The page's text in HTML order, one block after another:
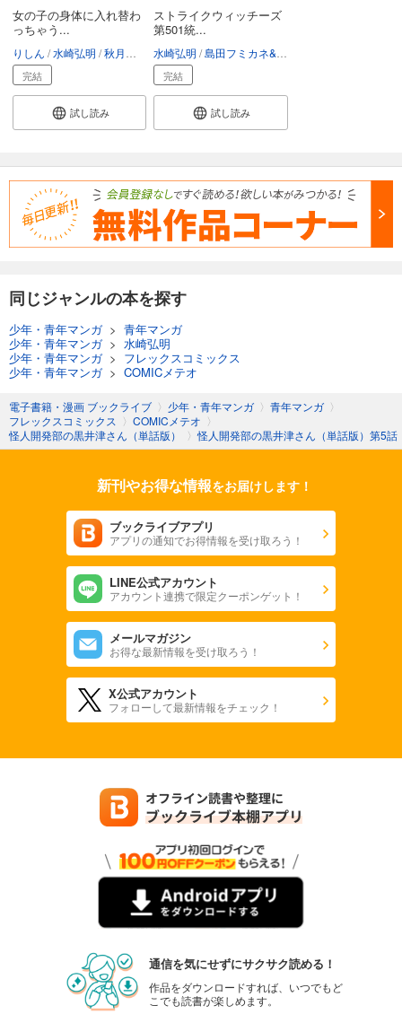
165円 (税込)
あらすじを表示する
怪人開発部の黒井津さん（単話版）第48話
完結
試し読み
あらすじを表示する
怪人開発部の黒井津さん（単話版）第49話
完結
あらすじを表示する
怪人開発部の黒井津さん（単話版）第50話
完結
試し読み
165円 (税込)
完結
あらすじを表示する
怪人開発部の黒井津さん（単話版）第52話
165円 (税込)
完結
あらすじを表示する
怪人開発部の黒井津さん（単話版）第53話
完結
あらすじを表示する
怪人開発部の黒井津さん（単話版）第54話
円 (税込)
あらすじを表示する
怪人開発部の黒井津さん（単話版）第55話
女の子の身体に入れ替わ
っちゃう...
りしん 水崎弘明 秋月蝶 うがつまつき 高保忠地下
完結
試し読み
ストライクウィッチーズ
第501統...
水崎弘明 島田フミカネ&ProjektKagonish
完結
試し読み
同じジャンルの本を探す
少年・青年マンガ> 青年マンガ
少年・青年マンガ> 水崎弘明
少年・青年マンガ> フレックスコミックス
少年・青年マンガ> COMICメテオ
電子書籍・漫画 ブックライブ 〉 少年・青年マンガ 〉 青年マンガ 〉
フレックスコミックス 〉 COMICメテオ 〉
怪人開発部の黒井津さん（単話版）
〉怪人開発部の黒井津さん（単話版）第5話
新刊やお得な情報をお届けします！
ブックライブアプリ
アプリの通知でお得情報を受け取ろう！
LINE公式アカウント
アカウント連携で限定クーポンゲット！
メールマガジン
お得な最新情報を受け取ろう！
X公式アカウント
フォローして最新情報をチェック！
通信を気にせずにサクサク読める！
作品をダウンロードすれば、いつでもど
こでも読書が楽しめます。